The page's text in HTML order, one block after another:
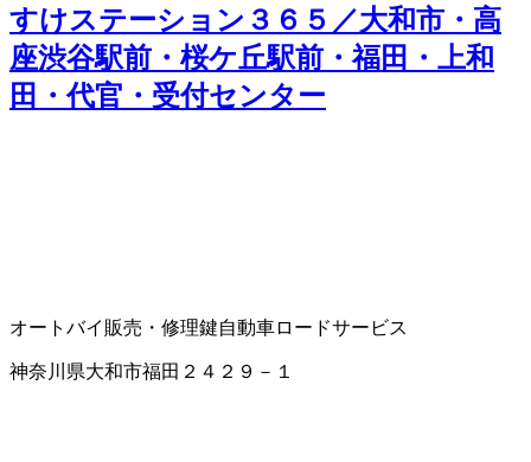
すけステーション３６５／大和市・高
座渋谷駅前・桜ケ丘駅前・福田・上和
田・代官・受付センター
オートバイ販売・修理鍵自動車ロードサービス
神奈川県大和市福田２４２９－１